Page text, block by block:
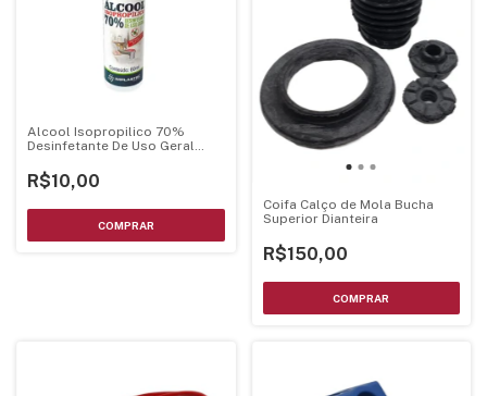
Alcool Isopropilico 70%
Desinfetante De Uso Geral
R$10,00
Coifa Calço de Mola Bucha
Superior Dianteira
R$150,00